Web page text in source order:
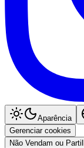
Aparência
Gerenciar cookies
Não Vendam ou